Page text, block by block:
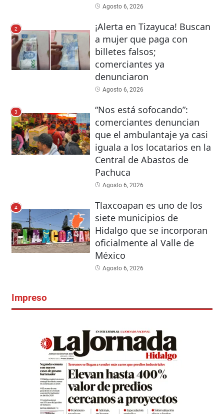
Agosto 6, 2026
2
¡Alerta en Tizayuca! Buscan
a mujer que paga con
billetes falsos;
comerciantes ya
denunciaron
Agosto 6, 2026
3
“Nos está sofocando”:
comerciantes denuncian
que el ambulantaje ya casi
iguala a los locatarios en la
Central de Abastos de
Pachuca
Agosto 6, 2026
4
Tlaxcoapan es uno de los
siete municipios de
Hidalgo que se incorporan
oficialmente al Valle de
México
Agosto 6, 2026
Impreso